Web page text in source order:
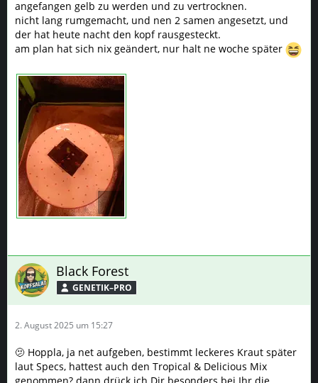
angefangen gelb zu werden und zu vertrocknen.
nicht lang rumgemacht, und nen 2 samen angesetzt, und
der hat heute nacht den kopf rausgesteckt.
am plan hat sich nix geändert, nur halt ne woche später
Black Forest
GENETIK–PRO
2. August 2025 um 15:27
🫤 Hoppla, ja net aufgeben, bestimmt leckeres Kraut später
laut Specs, hattest auch den Tropical & Delicious Mix